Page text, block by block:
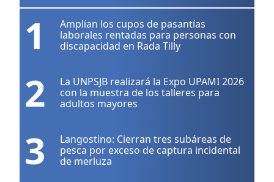
1
Amplían los cupos de pasantías
laborales rentadas para personas con
discapacidad en Rada Tilly
2
La UNPSJB realizará la Expo UPAMI 2026
con la muestra de los talleres para
adultos mayores
3
Langostino: Cierran tres subáreas de
pesca por exceso de captura incidental
de merluza